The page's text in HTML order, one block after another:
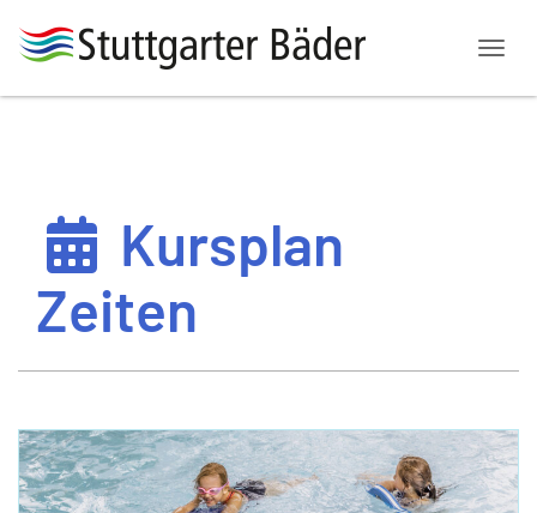
Kursplan
Zeiten